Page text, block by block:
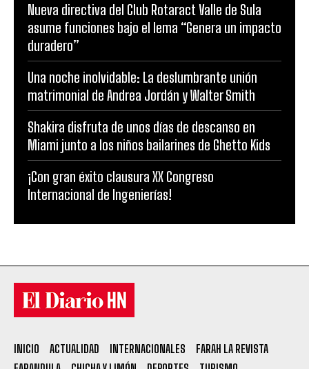
Nueva directiva del Club Rotaract Valle de Sula
asume funciones bajo el lema “Genera un impacto
duradero”
Una noche inolvidable: La deslumbrante unión
matrimonial de Andrea Jordán y Walter Smith
Shakira disfruta de unos días de descanso en
Miami junto a los niños bailarines de Ghetto Kids
¡Con gran éxito clausura XX Congreso
Internacional de Ingenierías!
INICIO ACTUALIDAD INTERNACIONALES
FARAH LA REVISTA